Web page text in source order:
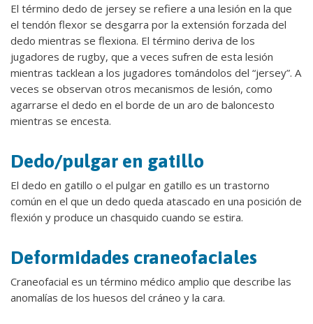
El término dedo de jersey se refiere a una lesión en la que
el tendón flexor se desgarra por la extensión forzada del
dedo mientras se flexiona. El término deriva de los
jugadores de rugby, que a veces sufren de esta lesión
mientras tacklean a los jugadores tomándolos del “jersey”. A
veces se observan otros mecanismos de lesión, como
agarrarse el dedo en el borde de un aro de baloncesto
mientras se encesta.
Dedo/pulgar en gatillo
El dedo en gatillo o el pulgar en gatillo es un trastorno
común en el que un dedo queda atascado en una posición de
flexión y produce un chasquido cuando se estira.
Deformidades craneofaciales
Craneofacial es un término médico amplio que describe las
anomalías de los huesos del cráneo y la cara.